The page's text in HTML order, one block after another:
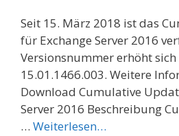
Seit 15. März 2018 ist das
für Exchange Server 2016
Versionsnummer erhöht
15.01.1466.003. Weitere
Download Cumulative
Server 2016 Beschreibung
… Weiterlesen…